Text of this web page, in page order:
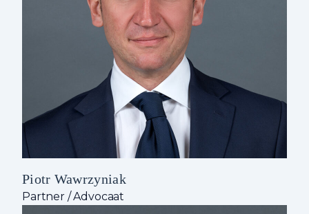
Piotr Wawrzyniak
Partner / Advocaat